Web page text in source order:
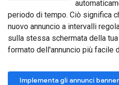
periodo di tempo. Ciò significa
nuovo annuncio a intervalli
sulla stessa schermata della
formato dell'annuncio più facile
Implementa gli annunci banner